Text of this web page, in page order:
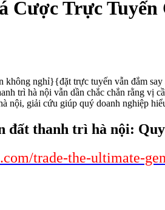
Cược Trực
không nghỉ}{đặt trực tuyến vẫn đắm
trì hà nội vẫn dần chắc chắn rằng vị
nội, giải cứu giúp quý doanh nghiệp
đất thanh trì hà nội:
trade-the-ultimate-